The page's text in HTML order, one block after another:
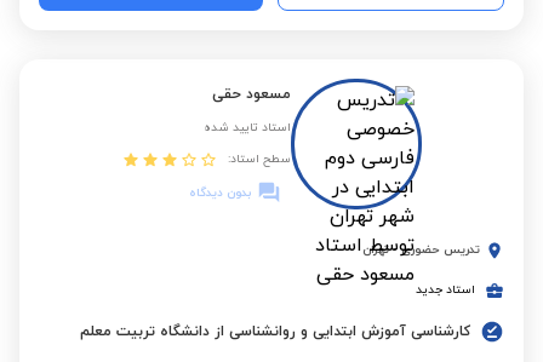
مسعود حقی
استاد تایید شده
سطح استاد:
بدون دیدگاه
تدریس حضوری - تهران
استاد جدید
کارشناسی آموزش ابتدایی و روانشناسی از دانشگاه تربیت معلم